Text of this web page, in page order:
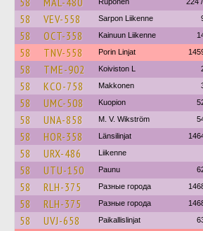
58 VEV-558 Sarpon Liikenne
58 OCT-358 Kainuun Liikenne
58 TNV-558 Porin Linjat
58 TME-902 Koiviston L
58 KCO-758 Makkonen
58 UMC-508 Kuopion
58 UNA-858 M. V. Wikström
58 HOR-358 Länsilinjat
58 URX-486 Liikenne
58 UTU-150 Paunu
58 RLH-375 Разные города
58 RLH-375 Разные города
58 UVJ-658 Paikallislinjat